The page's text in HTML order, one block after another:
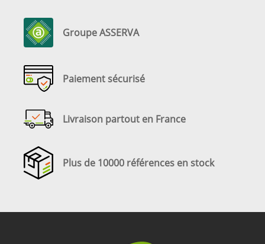
Groupe ASSERVA
Paiement sécurisé
Livraison partout en France
Plus de 10000 références en stock